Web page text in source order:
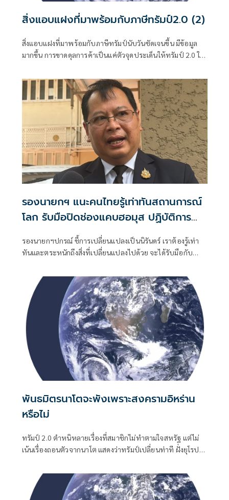
สิ่งแอบแฝงที่มาพร้อมกับภาษีทรัมป์2.0 (2)
สิ่งแอบแฝงที่มาพร้อมกับภาษีทรัมป์นับวันชัดเจนขึ้น มีข้อมูล
มากขึ้น การขาดดุลการค้าเป็นแค่ตัวจุดประเด็นให้ทรัมป์ 2.0 ใช้
รองนายกฯ แนะคนไทยรู้เท่าทันสถานการณ์
โลก รับมือปิดช่องแคบฮอมุส ปฏิบัติการ
รอบสามตะวันออกกลาง
รองนายกฯปกรณ์ ชี้การเปลี่ยนแปลงเป็นนิรันดร์ เราต้องรู้เท่า
ทันและตระหนักถึงสิ่งที่เปลี่ยนแปลงไปด้วย จะได้รับมือกับ
พันธมิตรนาโตจะพังเพราะสงครามอิหร่าน
หรือไม่
ทรัมป์ 2.0 ตำหนิหลายเรื่องที่สมาชิกไม่ทำตามใจสหรัฐ แต่ไม่
เน้นเรื่องถอนตัวจากนาโต แสดงว่าทรัมป์เปลี่ยนท่าที ฝั่งยุโรป